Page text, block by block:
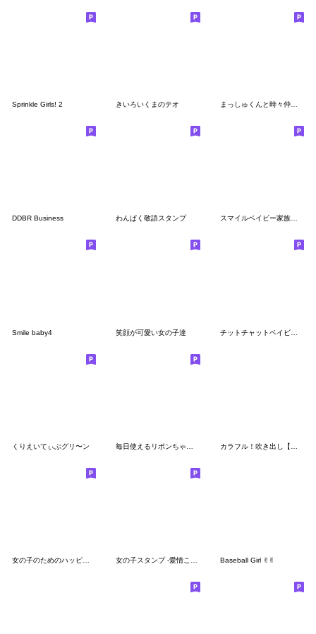
Sprinkle Girls! 2 きいろいくまのテオ まっしゅくんと時々仲間たち
DDBR Business わんぱく敬語スタンプ スマイルベイビー家族で使えるスタンプ
Smile baby4 笑顔が可愛い女の子達 チットチャットベイビーズ
くりえいてぃぶグリ〜ン
女の子のためのハッピースタンプ♡3 女の子スタンプ -愛情こめこめ- Baseball Girl ✌︎︎✌︎︎